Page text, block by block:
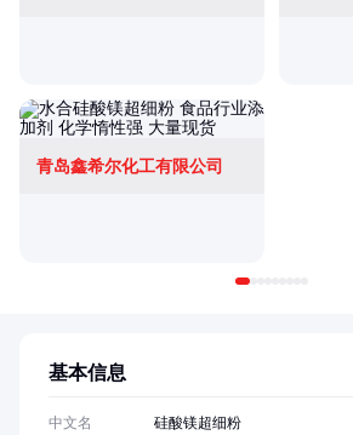
青岛鑫希尔化工有限公司
基本信息
中文名
硅酸镁超细粉